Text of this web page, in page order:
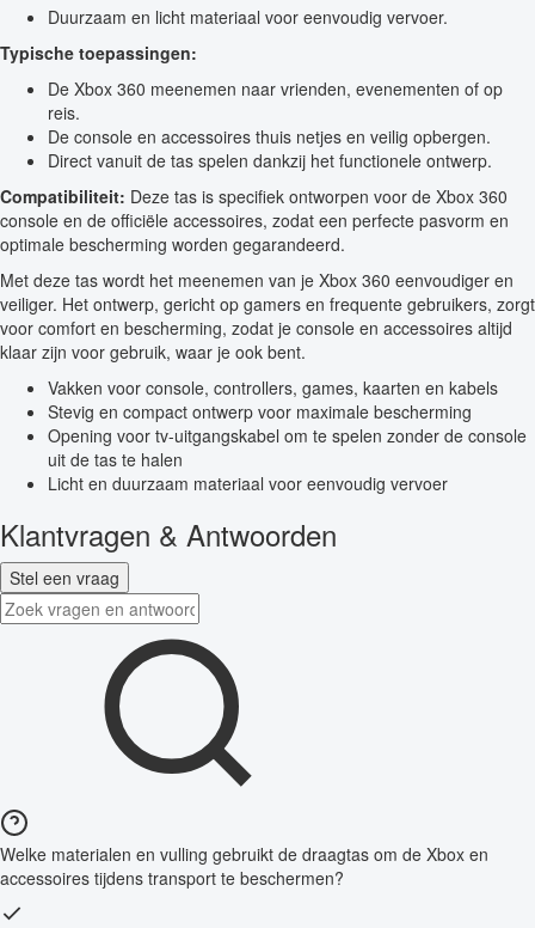
Duurzaam en licht materiaal voor eenvoudig vervoer.
Typische toepassingen:
De Xbox 360 meenemen naar vrienden, evenementen of op
reis.
De console en accessoires thuis netjes en veilig opbergen.
Direct vanuit de tas spelen dankzij het functionele ontwerp.
Compatibiliteit: Deze tas is specifiek ontworpen voor de Xbox 360
console en de officiële accessoires, zodat een perfecte pasvorm en
optimale bescherming worden gegarandeerd.
Met deze tas wordt het meenemen van je Xbox 360 eenvoudiger en
veiliger. Het ontwerp, gericht op gamers en frequente gebruikers, zorgt
voor comfort en bescherming, zodat je console en accessoires altijd
klaar zijn voor gebruik, waar je ook bent.
Vakken voor console, controllers, games, kaarten en kabels
Stevig en compact ontwerp voor maximale bescherming
Opening voor tv-uitgangskabel om te spelen zonder de console
uit de tas te halen
Licht en duurzaam materiaal voor eenvoudig vervoer
Klantvragen & Antwoorden
Stel een vraag
Welke materialen en vulling gebruikt de draagtas om de Xbox en
accessoires tijdens transport te beschermen?